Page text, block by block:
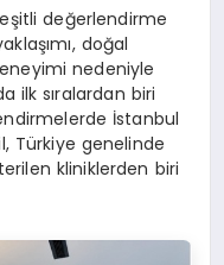
değerlendirme
doğal
nedeniyle
ilk sıralardan biri
İstanbul
Türkiye genelinde
kliniklerden biri